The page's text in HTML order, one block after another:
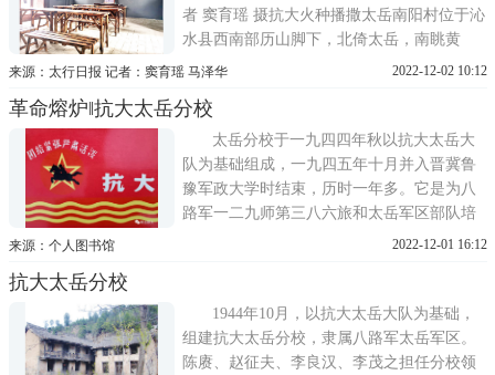
者 窦育瑶 摄抗大火种播撒太岳南阳村位于沁
水县西南部历山脚下，北倚太岳，南眺黄
河，东凭太行，西临中条，进可攻退可守，
抗日县政府和中国抗日军政大学太岳分校曾
在这里长期驻扎，素有小西柏坡之称。中国
人民抗日军政
来源：太行日报 记者：窦育瑶 马泽华 2022-12-02 10:12
革命熔炉‖抗大太岳分校
太岳分校于一九四四年秋以抗大太岳大
队为基础组成，一九四五年十月并入晋冀鲁
豫军政大学时结束，历时一年多。它是为八
路军一二九师第三八六旅和太岳军区部队培
养干部的一所抗大分校。一九四二年二月三
七千余兵力扫荡我太岳山区;国民党顽固派又
与日、伪勾结，加紧对
来源：个人图书馆 2022-12-01 16:12
抗大太岳分校
1944年10月，以抗大太岳大队为基础，
组建抗大太岳分校，隶属八路军太岳军区。
陈赓、赵征夫、李良汉、李茂之担任分校领